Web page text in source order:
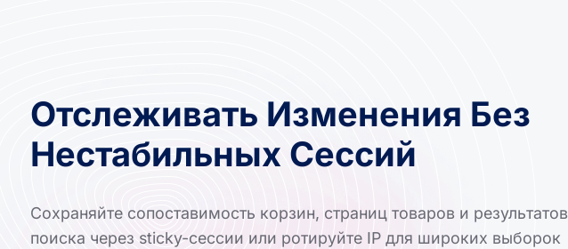
Отслеживать Изменения Без
Нестабильных Сессий
Сохраняйте сопоставимость корзин, страниц товаров и результатов
поиска через sticky-сессии или ротируйте IP для широких выборок